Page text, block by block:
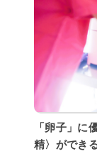
「卵子」に
精〉ができ